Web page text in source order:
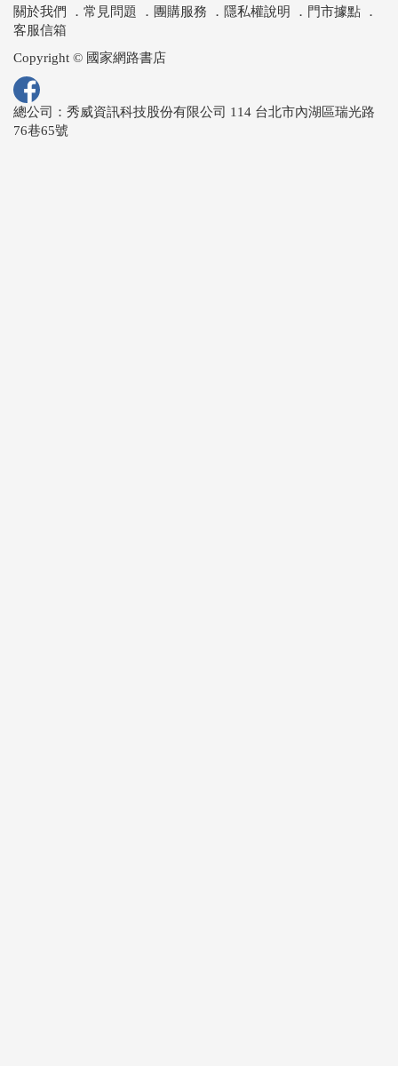
關於我們 ． 常見問題 ． 團購服務 ． 隱私權說明 ． 門市據點 ．
客服信箱
Copyright © 國家網路書店
總公司：秀威資訊科技股份有限公司 114 台北市內湖區瑞光路
76巷65號